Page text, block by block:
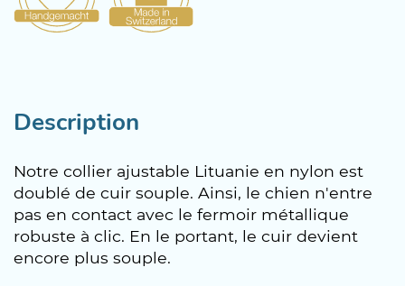
Description
Notre collier ajustable Lituanie en nylon est
doublé de cuir souple. Ainsi, le chien n'entre
pas en contact avec le fermoir métallique
robuste à clic. En le portant, le cuir devient
encore plus souple.